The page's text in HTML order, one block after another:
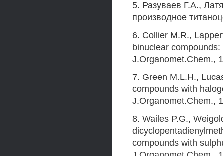
5. Разуваев Г.А.,
производное
6. Collier M.R.,
binuclear
J.Organomet.Chem.,
7. Green M.L.H.,
compounds with
J.Organomet.Chem.,
8. Wailes P.G.,
compounds with